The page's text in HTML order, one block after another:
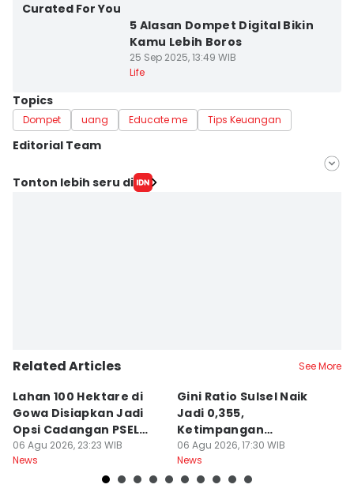
Curated For You
5 Alasan Dompet Digital Bikin
Kamu Lebih Boros
25 Sep 2025, 13:49 WIB
Life
Topics
Dompet uang Educate me Tips Keuangan
Editorial Team
Editor
Tonton lebih seru di
Related Articles See More
Lahan 100 Hektare di
Gowa Disiapkan Jadi
Opsi Cadangan PSEL
Makassar
06 Agu 2026, 23:23 WIB
News
Gini Ratio Sulsel Naik
Jadi 0,355,
Ketimpangan
Perdesaan Meningkat
06 Agu 2026, 17:30 WIB
News